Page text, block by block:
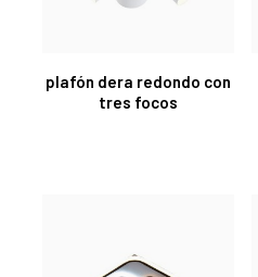
plafón dera redondo con
tres focos